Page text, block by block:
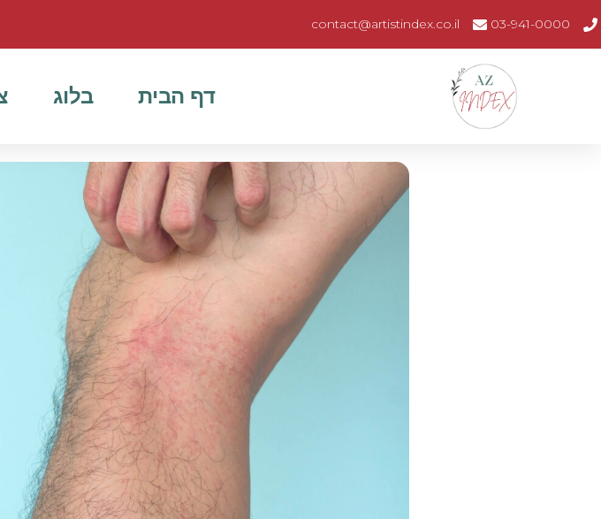
03-941-0000
contact@artistindex.co.il
דף הבית בלוג